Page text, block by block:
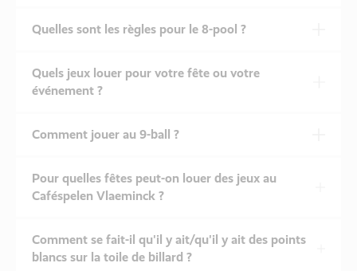
Quelles sont les règles pour le 8-pool ?
Quels jeux louer pour votre fête ou votre
événement ?
Comment jouer au 9-ball ?
Pour quelles fêtes peut-on louer des jeux au
Caféspelen Vlaeminck ?
Comment se fait-il qu'il y ait/qu'il y ait des points
blancs sur la toile de billard ?